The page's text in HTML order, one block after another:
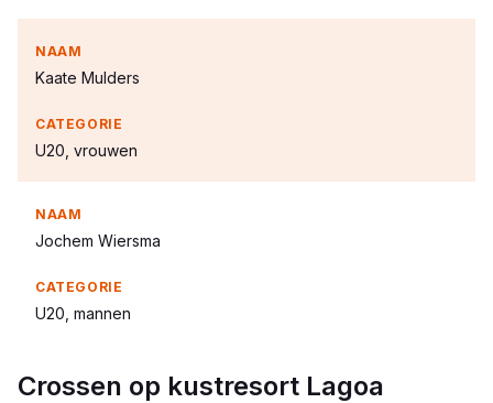
Kaate Mulders
U20, vrouwen
Jochem Wiersma
U20, mannen
Crossen op kustresort Lagoa